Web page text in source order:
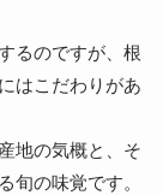
るのですが、根
はこだわりがあ
地の気概と、そ
旬の味覚です。